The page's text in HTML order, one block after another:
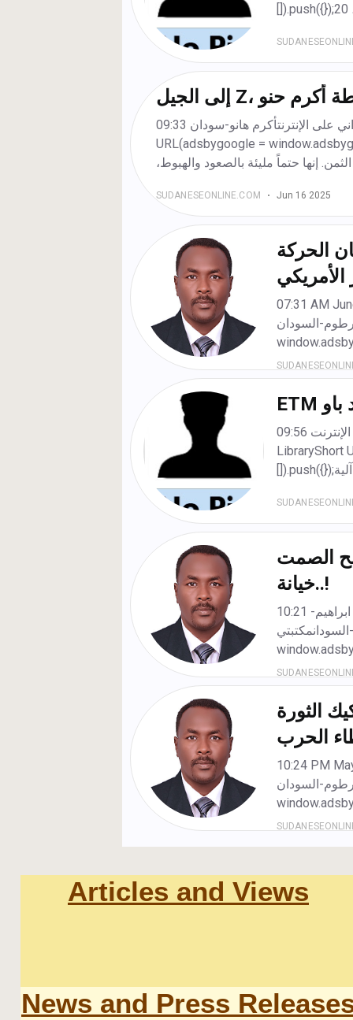
Articles and Views
News and Press